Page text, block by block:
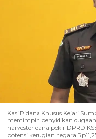
Kasi Pidana Khusus Kejari
memimpin penyidikan
harvester dana pokir DPRD
potensi kerugian negara